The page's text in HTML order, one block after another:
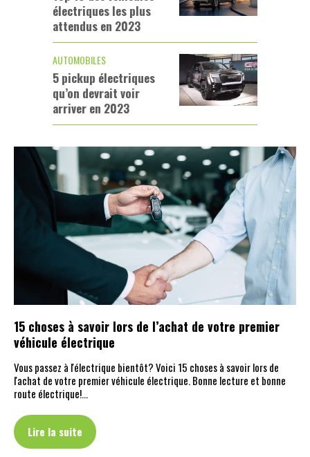
électriques les plus
attendus en 2023
AUTOMOBILES
5 pickup électriques
qu’on devrait voir
arriver en 2023
15 choses à savoir lors de l’achat de votre premier
véhicule électrique
Vous passez à l'électrique bientôt? Voici 15 choses à savoir lors de
l'achat de votre premier véhicule électrique. Bonne lecture et bonne
route électrique!…
Lire la suite